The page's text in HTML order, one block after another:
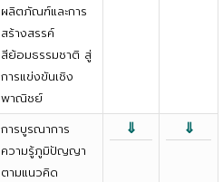
ผลิตภัณฑ์และการ
สร้างสรรค์
สีย้อมธรรมชาติ สู่
การแข่งขันเชิง
พาณิชย์
การบูรณาการ
ความรู้ภูมิปัญญา
ตามแนวคิด
⇓ ⇓